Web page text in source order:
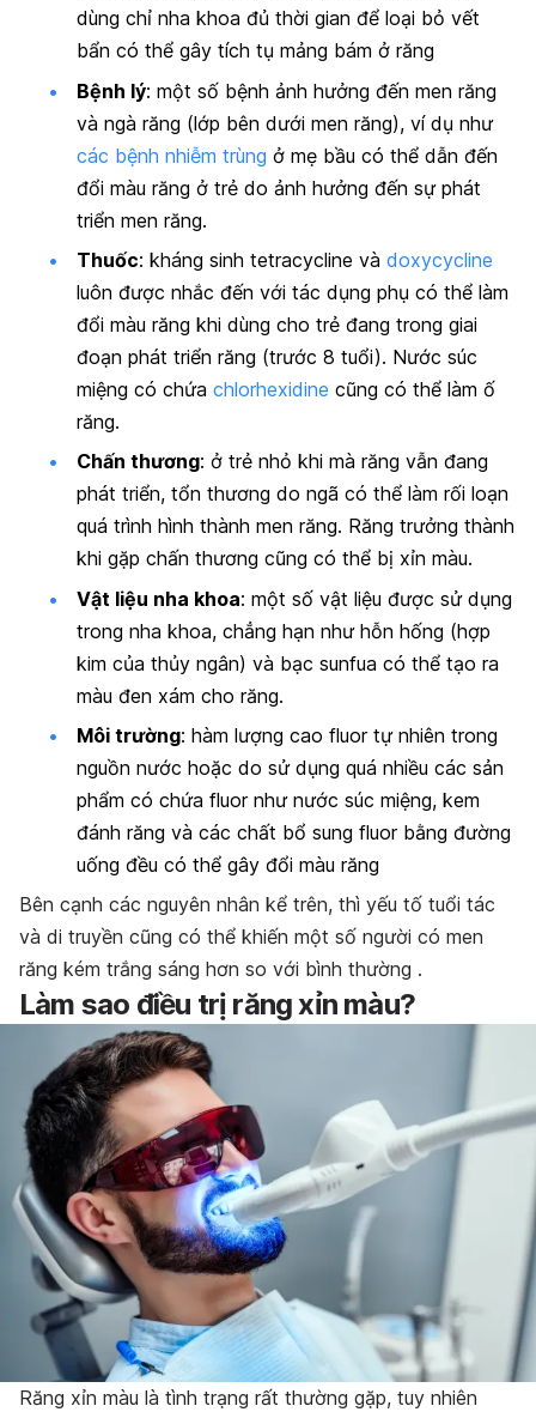
dùng chỉ nha khoa đủ thời gian để loại bỏ vết
bẩn có thể gây tích tụ mảng bám ở răng
Bệnh lý: một số bệnh ảnh hưởng đến men răng
và ngà răng (lớp bên dưới men răng), ví dụ như
các bệnh nhiễm trùng ở mẹ bầu có thể dẫn đến
đổi màu răng ở trẻ do ảnh hưởng đến sự phát
triển men răng.
Thuốc: kháng sinh tetracycline và doxycycline
luôn được nhắc đến với tác dụng phụ có thể làm
đổi màu răng khi dùng cho trẻ đang trong giai
đoạn phát triển răng (trước 8 tuổi). Nước súc
miệng có chứa chlorhexidine cũng có thể làm ố
răng.
Chấn thương: ở trẻ nhỏ khi mà răng vẫn đang
phát triển, tổn thương do ngã có thể làm rối loạn
quá trình hình thành men răng. Răng trưởng thành
khi gặp chấn thương cũng có thể bị xỉn màu.
Vật liệu nha khoa: một số vật liệu được sử dụng
trong nha khoa, chẳng hạn như hỗn hống (hợp
kim của thủy ngân) và bạc sunfua có thể tạo ra
màu đen xám cho răng.
Môi trường: hàm lượng cao fluor tự nhiên trong
nguồn nước hoặc do sử dụng quá nhiều các sản
phẩm có chứa fluor như nước súc miệng, kem
đánh răng và các chất bổ sung fluor bằng đường
uống đều có thể gây đổi màu răng
Bên cạnh các nguyên nhân kể trên, thì yếu tố tuổi tác
và di truyền cũng có thể khiến một số người có men
răng kém trắng sáng hơn so với bình thường .
Làm sao điều trị răng xỉn màu?
Răng xỉn màu là tình trạng rất thường gặp, tuy nhiên